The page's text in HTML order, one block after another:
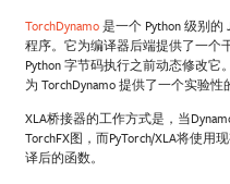
TorchDynamo是一个 Python 级别的
程序。它为编译器后端提供了一个
Python 字节码执行之前动态修改它
为 TorchDynamo 提供了一个实验性
XLA桥接器的工作方式是，当
TorchFX图，而PyTorch/XLA将使用
译后的函数。